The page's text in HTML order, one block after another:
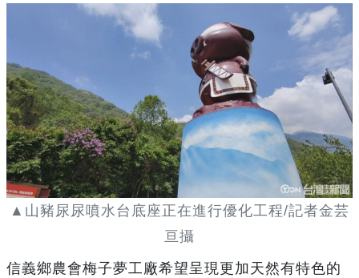
▲山豬尿尿噴水台底座正在進行優化工程/記者金芸
亘攝
信義鄉農會梅子夢工廠希望呈現更加天然有特色的